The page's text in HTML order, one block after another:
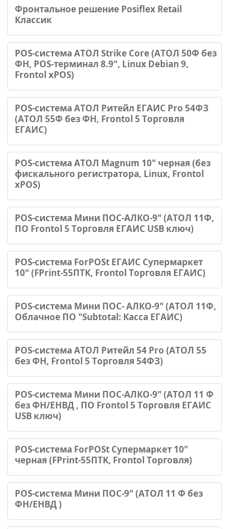
Фронтальное решение Posiflex Retail
Классик
POS-система АТОЛ Strike Core (АТОЛ 50Ф без
ФН, POS-терминал 8.9", Linux Debian 9,
Frontol xPOS)
POS-система АТОЛ Ритейл ЕГАИС Pro 54ФЗ
(АТОЛ 55Ф без ФН, Frontol 5 Торговля
ЕГАИС)
POS-система АТОЛ Magnum 10" черная (без
фискального регистратора, Linux, Frontol
xPOS)
POS-система Мини ПОС-АЛКО-9" (АТОЛ 11Ф,
ПО Frontol 5 Торговля ЕГАИС USB ключ)
POS-система ForPOSt ЕГАИС Супермаркет
10" (FPrint-55ПТK, Frontol Торговля ЕГАИС)
POS-система Мини ПОС- АЛКО-9" (АТОЛ 11Ф,
Облачное ПО "Subtotal: Касса ЕГАИС)
POS-система АТОЛ Ритейл 54 Pro (АТОЛ 55
без ФН, Frontol 5 Торговля 54ФЗ)
POS-система Мини ПОС-АЛКО-9" (АТОЛ 11 Ф
без ФН/ЕНВД , ПО Frontol 5 Торговля ЕГАИС
USB ключ)
POS-система ForPOSt Супермаркет 10"
черная (FPrint-55ПТK, Frontol Торговля)
POS-система Мини ПОС-9" (АТОЛ 11 Ф без
ФН/ЕНВД )